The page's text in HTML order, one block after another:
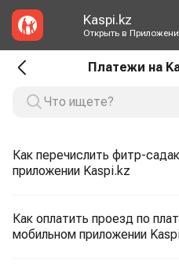
Kaspi.kz
Открыть в
Платежи на
Как перечислить фитр-
приложении Kaspi.kz
Как оплатить проезд по
мобильном приложении